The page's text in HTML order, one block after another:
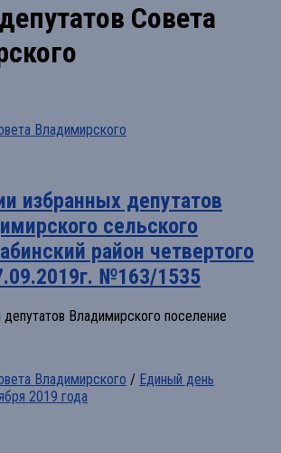
депутатов Совета
Владимирского
избранных депутатов
сельского
район четвертого
№163/1535
Владимирского поселение
Владимирского / Единый день
2019 года